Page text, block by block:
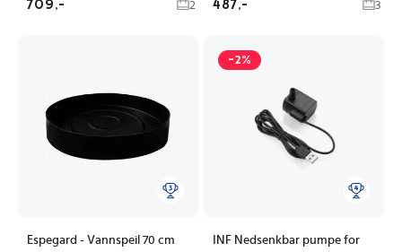
709,- 2 487,- 3
Espegard - Vannspeil 70 cm
-2%
INF Nedsenkbar pumpe for